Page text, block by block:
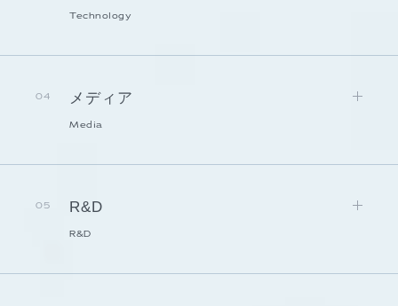
Technology
04 メディア
Media
05 R&D
R&D